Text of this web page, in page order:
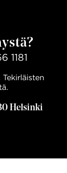
1181
Tekirläisten
Helsinki